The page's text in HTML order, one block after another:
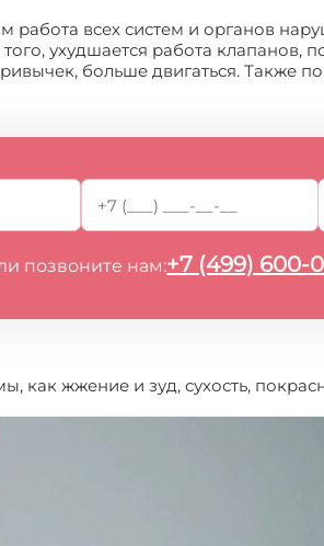
работа всех систем и органов
ухудшается работа клапанов,
больше двигаться. Также
позвоните нам:+7 (499) 600-
как жжение и зуд, сухость,